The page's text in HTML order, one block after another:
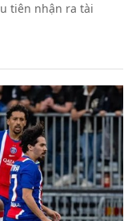
tiên nhận ra tài